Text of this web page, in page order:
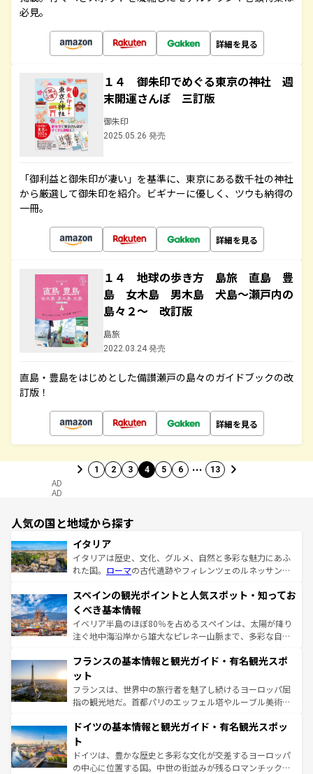
必見。
詳細を見る
１４ 御朱印でめぐる東京の神社 週
末開運さんぽ 三訂版
御朱印
2025.05.26 発売
「御利益と御朱印が凄い」を基準に、東京にある数千社の神社
から厳選して御朱印を紹介。ビギナーに優しく、ツウも納得の
一冊。
詳細を見る
１４ 地球の歩き方 島旅 直島 豊
島 女木島 男木島 犬島～瀬戸内の
島々２～ 改訂版
島旅
2022.03.24 発売
直島・豊島をはじめとした備讃瀬戸の島々のガイドブックの改
訂版！
詳細を見る
1 2 3 4 5 6 … 13
AD
AD
人気の国と地域から探す
イタリア
イタリアは歴史、文化、グルメ、自然と多彩な魅力にあふ
れた国。 ローマの古代遺跡やフィレンツェのルネッサンス
ろん、トスカーナの美しい田園風景やアマルフィ海岸の絶
景など、自然景観も見逃せない。観光の合間には、本場の
ピザやパスタなど、絶品のイタリア料理を堪能することも
できる。朝目覚めてから夜眠るまで、すべての瞬間を楽し
なお、新着のイタリア情報はコンテンツ一覧を参照してほ
しい。
スペインの観光ポイントと人気スポット・知ってお
くべき基本情報
イベリア半島のほぼ80％を占めるスペインは、太陽が降り
注ぐ地中海沿岸から雄大なピレネー山脈まで、多彩な自然
文化が根付くこの国では、情熱的なフラメンコ、熱気あふ
れる闘牛、そして美味しいタパスが生活の一部となってい
る。首都マドリードの洗練された雰囲気や、バルセロナの
アートに溢れた街角から、地方では古代ローマ遺跡や中世
せる。地方によって風土や気候が異なるスペインはその個
ンテンツ一覧 を参照してほしい。
フランスの基本情報と観光ガイド・有名観光スポ
ット
フランスは、世界中の旅行者を魅了し続けるヨーロッパ屈
指の観光地だ。首都パリのエッフェル塔やルーブル美術館
で、幅広い魅力が詰まっている。華麗な宮殿、歴史的な大
聖堂、美しいビーチ、そして豊かな自然が、訪れる者を心
から魅了する。また、フランスは美食の国としても知ら
れ、フランス料理はユネスコ無形文化遺産にも登録されて
ドイツの基本情報と観光ガイド・有名観光スポッ
ト
ドイツは、豊かな歴史と多彩な文化が交差するヨーロッパ
の中心に位置する国。中世の街並みが残るロマンチック街